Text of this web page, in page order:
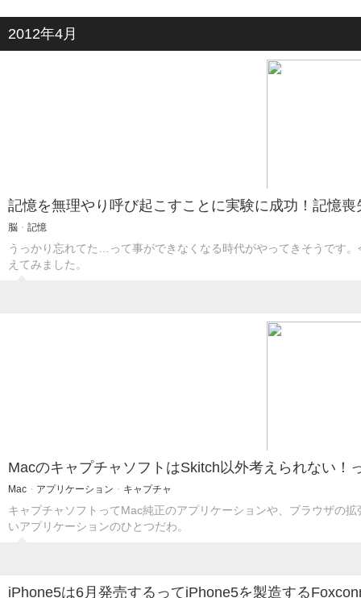
2012年4月
記憶を無理やり呼び起こすことに実験に成功！記憶
脳 ・ 記憶
うっかり忘れてた…って事ができなくなる時代がやってきそうです
えてみました。
MacのキャプチャソフトはSkitch以外考えられない！
Mac ・ アプリケーション ・ キャプチャ
キャプチャソフトってMac純正のアプリケーションや、ブラウザの
いアプリケーションのひとつだわ。
iPhone5は6月発売するってiPhone5を製造する